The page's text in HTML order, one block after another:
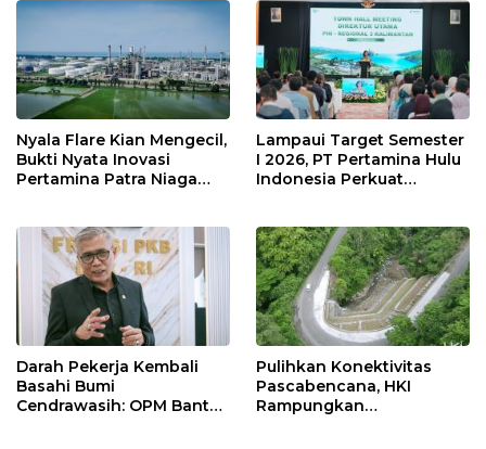
Nyala Flare Kian Mengecil,
Bukti Nyata Inovasi
Pertamina Patra Niaga
Lampaui Target Semester
I 2026, PT Pertamina Hulu
Indonesia Perkuat
Keselamatan Kerja
Darah Pekerja Kembali
Basahi Bumi
Cendrawasih: OPM Bantai
Pulihkan Konektivitas
Pascabencana, HKI
Rampungkan